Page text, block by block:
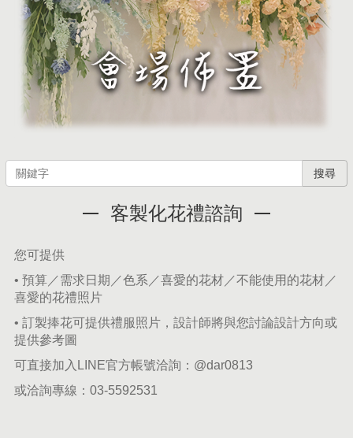
搜尋
客製化花禮諮詢
您可提供
• 預算／需求日期／色系／喜愛的花材／不能使用的花材／
喜愛的花禮照片
• 訂製捧花可提供禮服照片，設計師將與您討論設計方向或
提供參考圖
可直接加入LINE官方帳號洽詢： @dar0813
或洽詢專線： 03-5592531